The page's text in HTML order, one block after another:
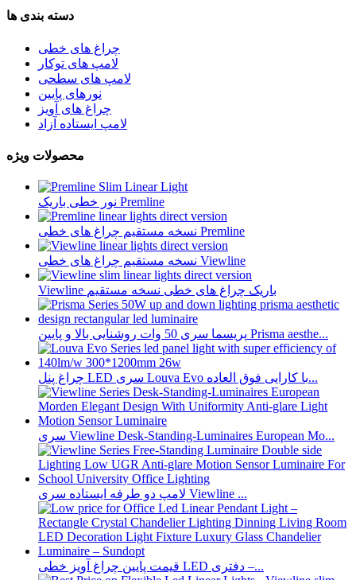
دسته بندی ها
چراغ های خطی
لامپ های توکار
لامپ های سطحی
نورهای پایین
چراغ های آویز
لامپ ایستاده آزاد
محصولات ویژه
نور خطی باریک Premline
نسخه مستقیم چراغ های خطی Premline
نسخه مستقیم چراغ های خطی Viewline
Viewline باریک چراغ های خطی نسخه مستقیم
پریسما سری 50 وات روشنایی بالا و پایین Prisma aesthe...
چراغ پنل LED سری Louva Evo با کارایی فوق العاده...
سری Viewline Desk-Standing-Luminaires European Mo...
لامپ دو طرفه ایستاده سری Viewline ...
قیمت پایین چراغ آویز خطی LED دفتری –...